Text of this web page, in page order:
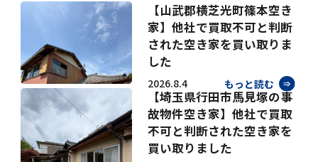
【山武郡横芝光町篠本空き
家】他社で買取不可と判断
された空き家を買い取りま
した
2026.8.4 もっと読む
【埼玉県行田市馬見塚の事
故物件空き家】他社で買取
不可と判断された空き家を
買い取りました